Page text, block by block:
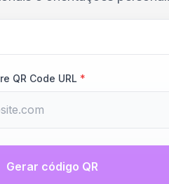
QR Code URL *
Gerar código QR